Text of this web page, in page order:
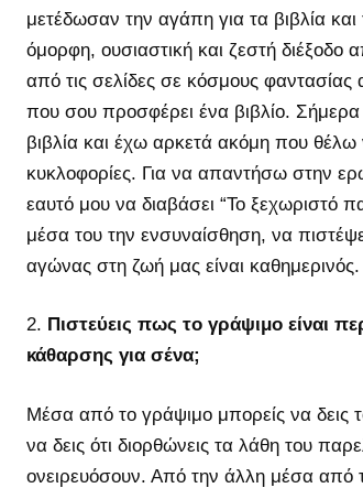
μετέδωσαν την αγάπη για τα βιβλία
όμορφη, ουσιαστική και ζεστή διέξοδο
από τις σελίδες σε κόσμους
που σου προσφέρει ένα βιβλίο.
βιβλία και έχω αρκετά ακόμη που
κυκλοφορίες. Για να απαντήσω στην
εαυτό μου να διαβάσει “Το ξεχωριστό
μέσα του την ενσυναίσθηση, να
αγώνας στη ζωή μας είναι καθημερινός.
Πιστεύεις πως το γράψιμο είναι
κάθαρσης για σένα;
Μέσα από το γράψιμο μπορείς να δεις
να δεις ότι διορθώνεις τα λάθη του
ονειρευόσουν. Από την άλλη μέσα από